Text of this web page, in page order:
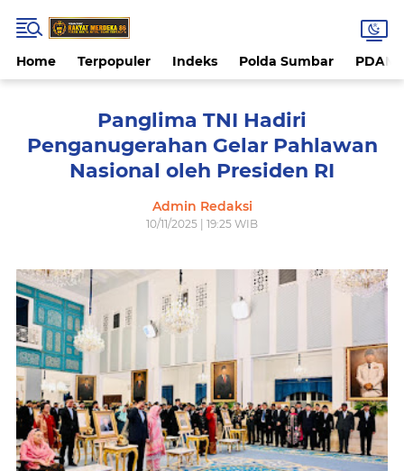
Home Terpopuler Indeks Polda Sumbar PDAM
Panglima TNI Hadiri
Penganugerahan Gelar Pahlawan
Nasional oleh Presiden RI
Admin Redaksi
10/11/2025 | 19:25 WIB